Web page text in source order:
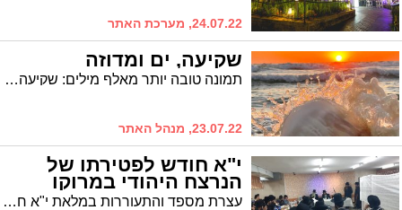
24.07.22, מערכת האתר
שקיעה, ים ומדוזה
תמונה טובה יותר מאלף מילים: שקיעה, ים ומדוזה והכל בתמונה אחת. ממצלמתו של שמואל דוד
23.07.22, מנהל האתר
י"א חודש לפטירתו של
הנרצח היהודי במרוקו
עצרת מספד והתעוררות במלאת י"א חודש לזכרו של הק' מרדכי מרדוש (מרקו) רביבו הי"ד שנרצח בטנגי׳ר שבמרוקו בעת שהתפלל תפילת שמונה עשרה באולם המסעדה הכשרה שניהל שם כשהוא בן נ"ח שנים בלבד